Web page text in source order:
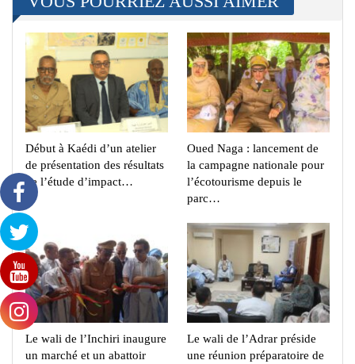
Début à Kaédi d’un atelier
de présentation des résultats
de l’étude d’impact…
Oued Naga : lancement de
la campagne nationale pour
l’écotourisme depuis le
parc…
Le wali de l’Inchiri inaugure
un marché et un abattoir
Le wali de l’Adrar préside
une réunion préparatoire de